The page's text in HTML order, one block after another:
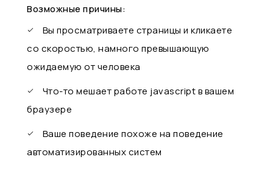
Возможные причины:
Вы просматриваете страницы и кликаете
со скоростью, намного превышающую
ожидаемую от человека
Что-то мешает работе javascript в вашем
браузере
Ваше поведение похоже на поведение
автоматизированных систем